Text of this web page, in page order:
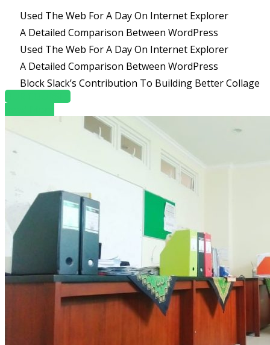
Used The Web For A Day On Internet Explorer
A Detailed Comparison Between WordPress
Used The Web For A Day On Internet Explorer
A Detailed Comparison Between WordPress
Block Slack’s Contribution To Building Better Collage
OUR COURSES